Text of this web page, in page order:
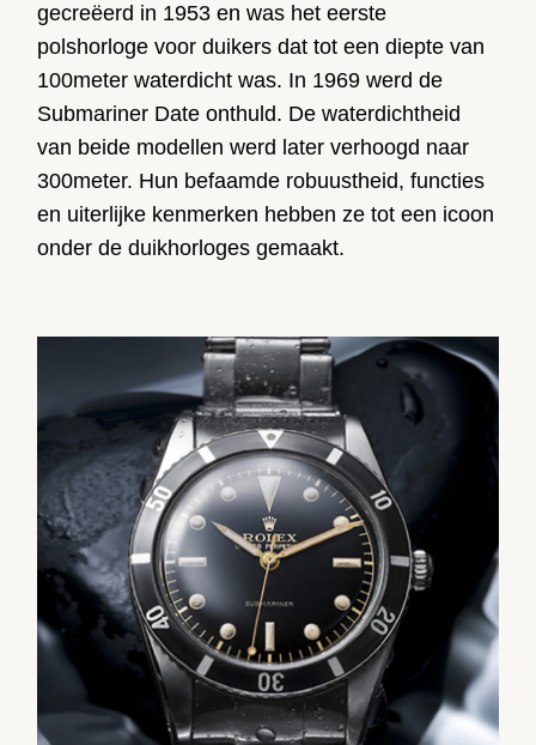
gecreëerd in 1953 en was het eerste
polshorloge voor duikers dat tot een diepte van
100meter waterdicht was. In 1969 werd de
Submariner Date onthuld. De waterdichtheid
van beide modellen werd later verhoogd naar
300meter. Hun befaamde robuustheid, functies
en uiterlijke kenmerken hebben ze tot een icoon
onder de duikhorloges gemaakt.